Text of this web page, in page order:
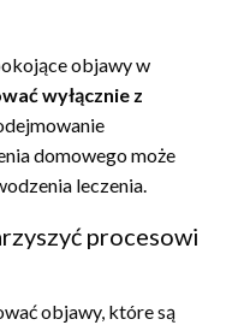
objawy w
wyłącznie z
domowego może
leczenia.
procesowi
objawy, które są